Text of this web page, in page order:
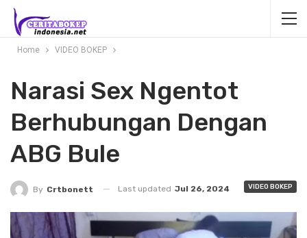
Home VIDEO BOKEP
Narasi Sex Ngentot
Berhubungan Dengan
ABG Bule
VIDEO BOKEP
By Crtbonett Last updated Jul 26, 2024